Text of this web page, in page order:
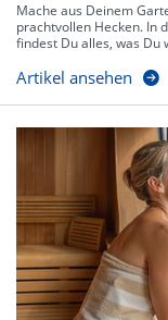
Mache aus Deinem
prachtvollen Hecken. In
findest Du alles, was Du
Artikel ansehen